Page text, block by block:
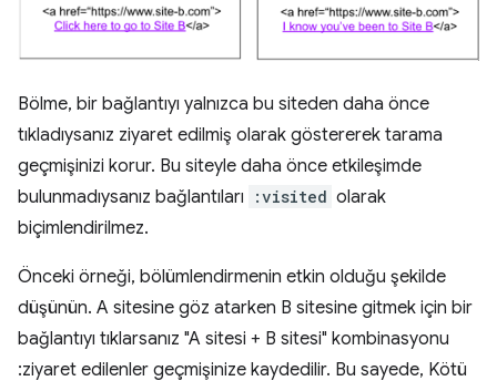
Bölme, bir bağlantıyı yalnızca bu siteden daha önce
tıkladıysanız ziyaret edilmiş olarak göstererek tarama
geçmişinizi korur. Bu siteyle daha önce etkileşimde
bulunmadıysanız bağlantıları
:visited olarak
biçimlendirilmez.
Önceki örneği, bölümlendirmenin etkin olduğu şekilde
düşünün. A sitesine göz atarken B sitesine gitmek için bir
bağlantıyı tıklarsanız "A sitesi + B sitesi" kombinasyonu
:ziyaret edilenler geçmişinize kaydedilir. Bu sayede, Kötü